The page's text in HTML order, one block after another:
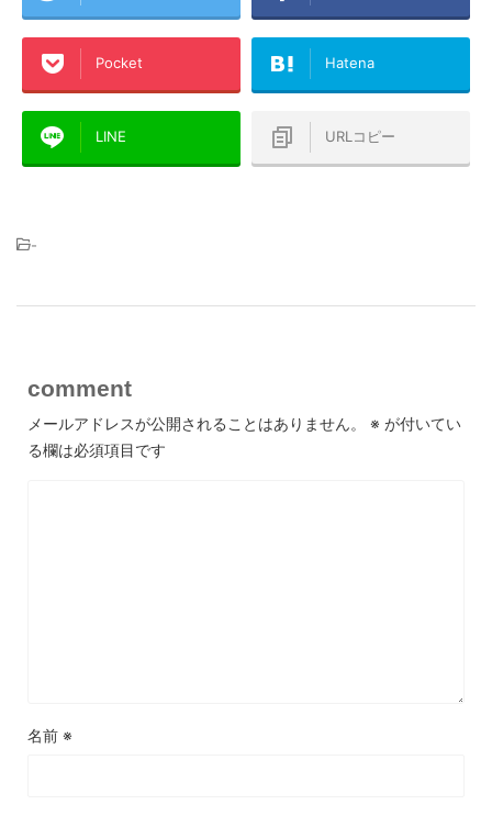
Pocket Hatena
LINE URLコピー
-
comment
メールアドレスが公開されることはありません。 ※ が付いてい
る欄は必須項目です
名前 ※